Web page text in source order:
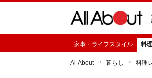
家事・ライフスタイル 料
All About 暮らし 料理